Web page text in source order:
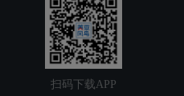
扫码下载APP